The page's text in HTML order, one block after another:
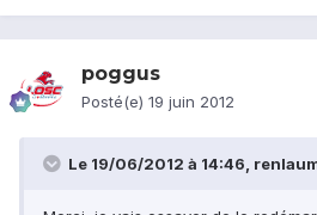
poggus
Posté(e) 19 juin 2012
Le 19/06/2012 à 14:46,